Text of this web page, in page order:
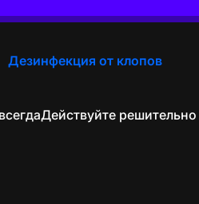
Дезинфекция от клопов
Действуйте решительно и